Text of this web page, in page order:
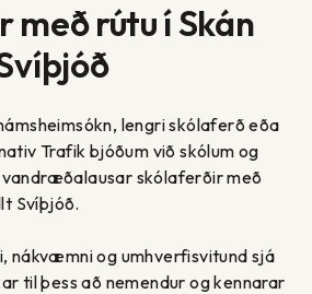
með rútu í Skán
lengri skólaferð eða
Trafik bjóðum við skólum og
skólaferðir með
Svíþjóð.
nákvæmni og umhverfisvitund sjá
til þess að nemendur og kennarar